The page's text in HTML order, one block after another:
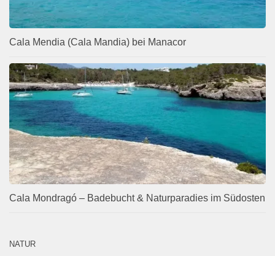
Cala Mendia (Cala Mandia) bei Manacor
Cala Mondragó – Badebucht & Naturparadies im Südosten
NATUR